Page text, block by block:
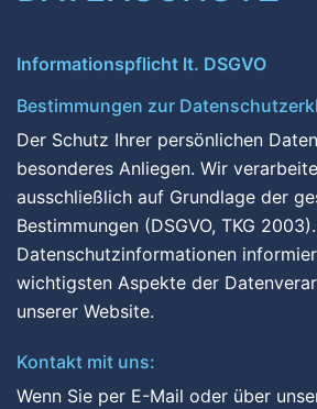
Informationspflicht lt. DSGVO
Bestimmungen zur
Der Schutz Ihrer persönlichen
besonderes Anliegen. Wir
ausschließlich auf Grundlage der
Bestimmungen (DSGVO, TKG
Datenschutzinformationen
wichtigsten Aspekte der
unserer Website.
Kontakt mit uns:
Wenn Sie per E-Mail oder über